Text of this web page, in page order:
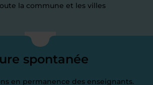
la commune et les villes
spontanée
en permanence des enseignants.